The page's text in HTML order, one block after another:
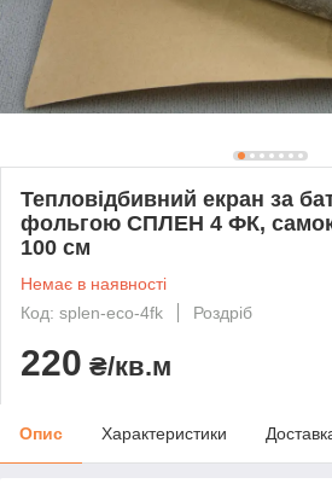
Тепловідбивний екран за
фольгою СПЛЕН 4 ФК,
100 см
Немає в наявності
Код: splen-eco-4fk
Роздріб
220 ₴/кв.м
Опис Характеристики